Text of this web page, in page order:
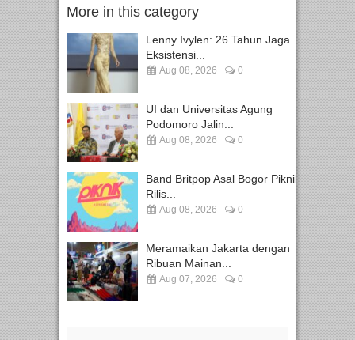
More in this category
Lenny Ivylen: 26 Tahun Jaga
Eksistensi...
Aug 08, 2026 0
UI dan Universitas Agung
Podomoro Jalin...
Aug 08, 2026 0
Band Britpop Asal Bogor Piknik
Rilis...
Aug 08, 2026 0
Meramaikan Jakarta dengan
Ribuan Mainan...
Aug 07, 2026 0